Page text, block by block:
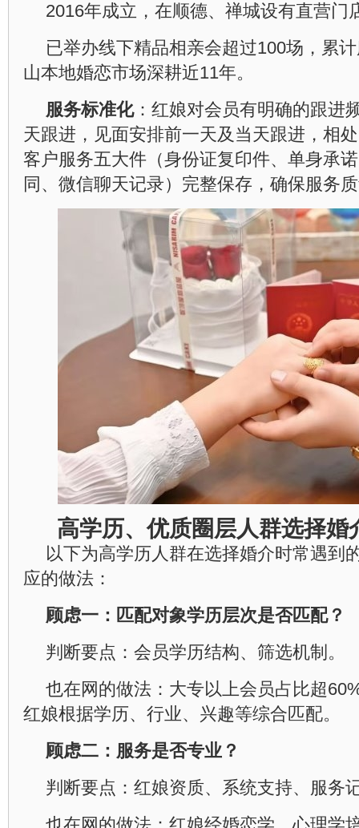
2016年成立，在顺德、禅城设有直营门
已举办线下精品相亲会超过100场，累
山本地婚恋市场深耕近11年。
服务标准化：红娘对会员有明确的跟进
天跟进，见面安排前一天及当天跟进，相
客户服务五大件（身份证复印件、单身承
同、微信聊天记录）完整保存，确保服务
高学历、优质圈层人群选择婚
以下为高学历人群在选择婚介时常遇到
应的做法：
顾虑一：匹配对象学历层次是否匹配？
判断要点：会员学历结构、筛选机制。
也在网的做法：大专以上会员占比超
红娘根据学历、行业、兴趣等综合匹配。
顾虑二：服务是否专业？
判断要点：红娘资质、系统支持、服务